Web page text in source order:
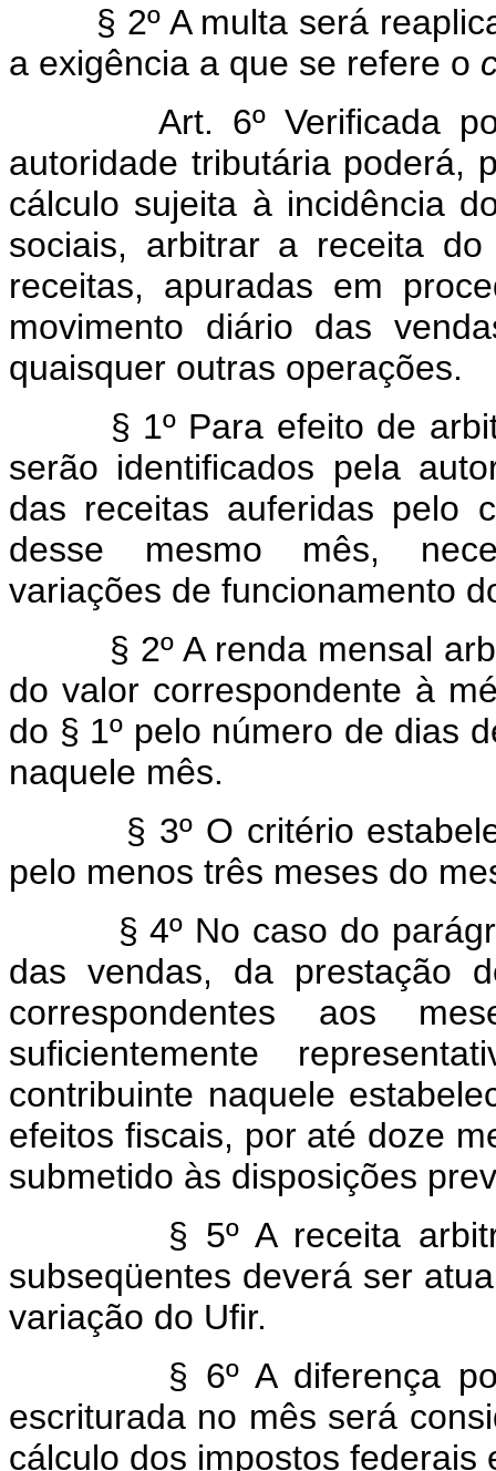
§ 2º A multa será
a exigência a que se refere o
Art. 6º Verificada
autoridade tributária poderá,
cálculo sujeita à incidência
sociais, arbitrar a receita
receitas, apuradas em
movimento diário das
quaisquer outras operações.
§ 1º Para efeito de
serão identificados pela
das receitas auferidas pelo
desse mesmo mês,
variações de funcionamento
§ 2º A renda mensal
do valor correspondente à
do § 1º pelo número de dias
naquele mês.
§ 3º O critério
pelo menos três meses do
§ 4º No caso do
das vendas, da prestação
correspondentes aos
suficientemente
contribuinte naquele
efeitos fiscais, por até doze
submetido às disposições
§ 5º A receita
subseqüentes deverá ser
variação do Ufir.
§ 6º A diferença
escriturada no mês será
cálculo dos impostos federais